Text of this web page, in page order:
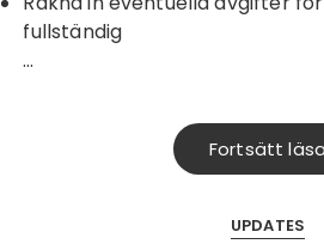
fullständig
…
Fortsätt läsa
UPDATES